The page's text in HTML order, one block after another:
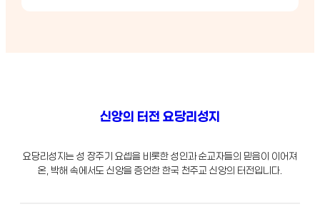
신앙의 터전 요당리성지
요당리성지는 성 장주기 요셉을 비롯한 성인과 순교자들의 믿음이 이어져
온, 박해 속에서도 신앙을 증언한 한국 천주교 신앙의 터전입니다.